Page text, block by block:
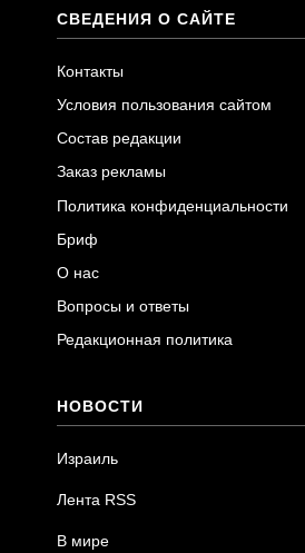
СВЕДЕНИЯ О САЙТЕ
Контакты
Условия пользования сайтом
Состав редакции
Заказ рекламы
Политика конфиденциальности
Бриф
О нас
Вопросы и ответы
Редакционная политика
НОВОСТИ
Израиль
Лента RSS
В мире